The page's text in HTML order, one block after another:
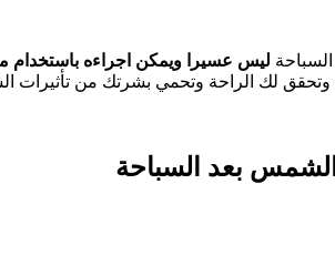
ليس عسيرا ويمكن اجراءه باستخدام
وتحقق لك الراحة وتحمي بشرتك من تأثيرات
بعد السباحة